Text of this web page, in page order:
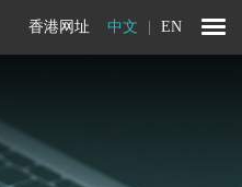
中文 EN
香港网址